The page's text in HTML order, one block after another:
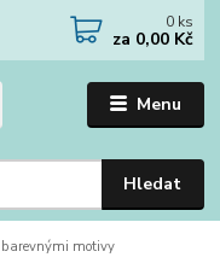
Menu
Hledat
0 ks
za 0,00 Kč
motivy